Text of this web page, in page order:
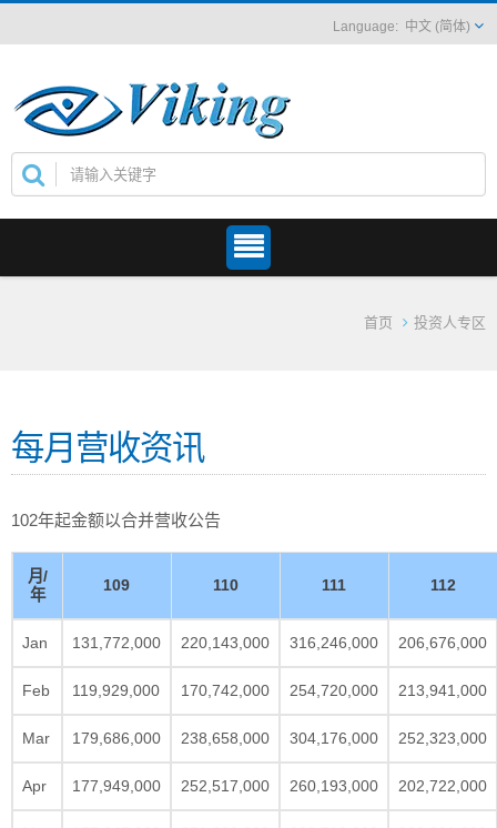
中文 (简体)
首页 投资人专区
每月营收资讯
102年起金额以合并营收公告
月/
年
109 110 111 112
Jan 131,772,000 220,143,000 316,246,000 206,676,000
Feb 119,929,000 170,742,000 254,720,000 213,941,000
Mar 179,686,000 238,658,000 304,176,000 252,323,000
Apr 177,949,000 252,517,000 260,193,000 202,722,000